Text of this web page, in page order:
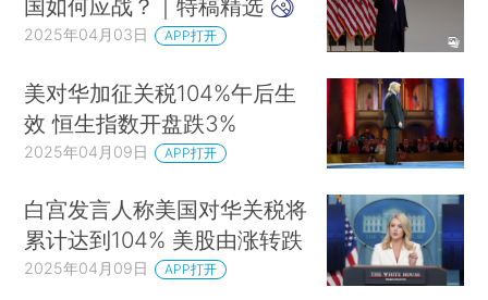
国如何应战？｜特稿精选
2025年04月03日 APP打开
美对华加征关税104%午后生
效 恒生指数开盘跌3%
2025年04月09日 APP打开
白宫发言人称美国对华关税将
累计达到104% 美股由涨转跌
2025年04月09日 APP打开